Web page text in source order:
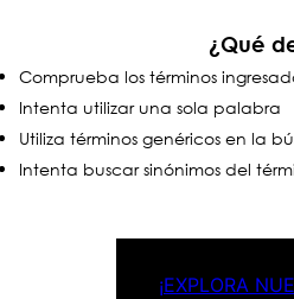
¿Qué
Comprueba los términos
Intenta utilizar una sola palabra
Utiliza términos genéricos en la
Intenta buscar sinónimos del
¡EXPLORA